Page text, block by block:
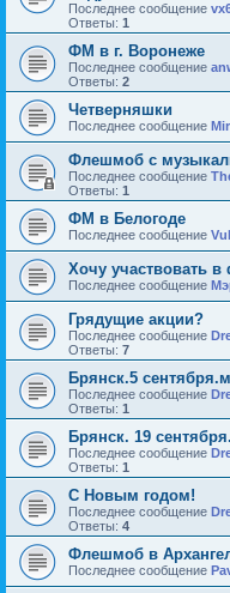
Последнее сообщение
Ответы: 1
ФМ в г. Воронеже
Последнее сообщение
Ответы: 2
Четверняшки
Последнее сообщение
Флешмоб с
Последнее сообщение
Ответы: 1
ФМ в Белогоде
Последнее сообщение
Хочу участвовать
Последнее сообщение
Грядущие акции?
Последнее сообщение
Ответы: 7
Брянск.5
Последнее сообщение
Ответы: 1
Брянск. 19
Последнее сообщение
Ответы: 1
С Новым годом!
Последнее сообщение
Ответы: 4
Флешмоб в
Последнее сообщение